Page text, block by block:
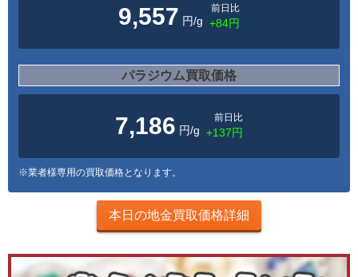
9,557 円/g
前日比
+84円
パラジウム買取価格
7,186 円/g
前日比
+137円
※業者様専用の買取価格となります。
本日の地金買取価格詳細